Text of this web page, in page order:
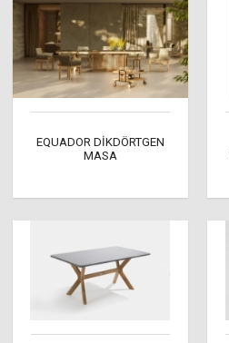
EQUADOR DİKDÖRTGEN
MASA